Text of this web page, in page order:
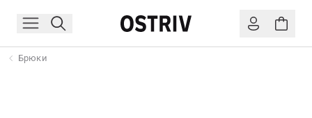
Брюки